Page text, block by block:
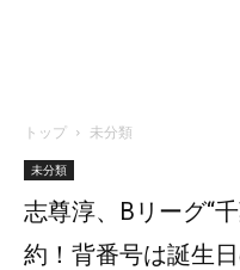
トップ 未分類
未分類
志尊淳、Bリーグ“
約！背番号は誕生